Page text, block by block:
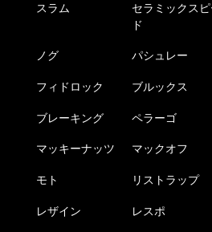
スラム
セラミックスピ
ド
ノグ パシュレー
フィドロック ブルックス
ブレーキング ペラーゴ
マッキーナッツ マックオフ
モト リストラップ
レザイン レスポ